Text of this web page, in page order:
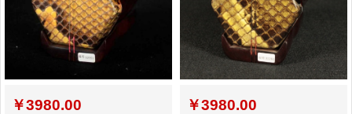
￥3980.00 ￥3980.00